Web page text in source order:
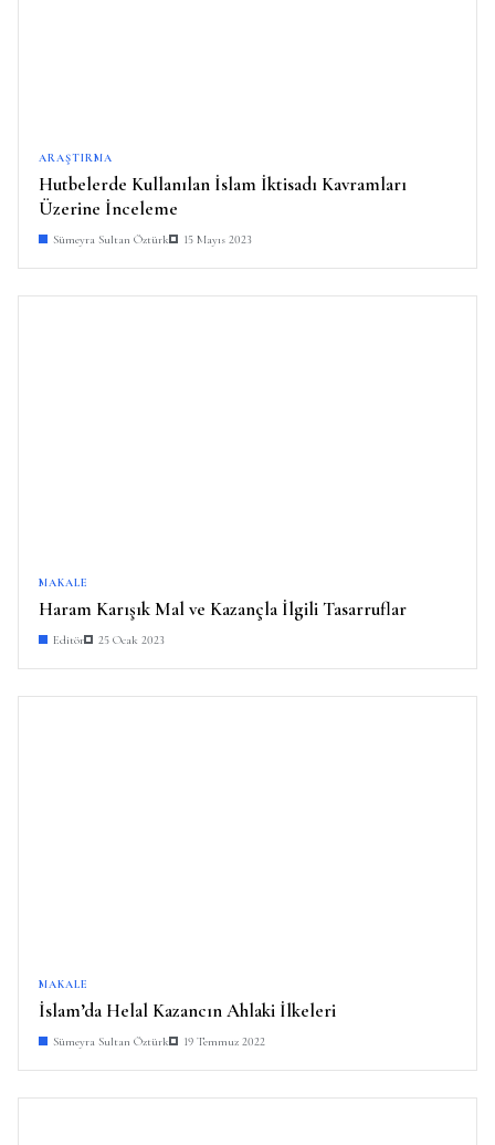
ARAŞTIRMA
Hutbelerde Kullanılan İslam İktisadı Kavramları
Üzerine İnceleme
Sümeyra Sultan Öztürk 15 Mayıs 2023
MAKALE
Haram Karışık Mal ve Kazançla İlgili Tasarruflar
Editör 25 Ocak 2023
MAKALE
İslam’da Helal Kazancın Ahlaki İlkeleri
Sümeyra Sultan Öztürk 19 Temmuz 2022